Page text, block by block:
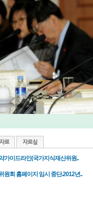
가이드라인(국가지식재산위원..
원회 홈페이지 임시 중단.2012년..